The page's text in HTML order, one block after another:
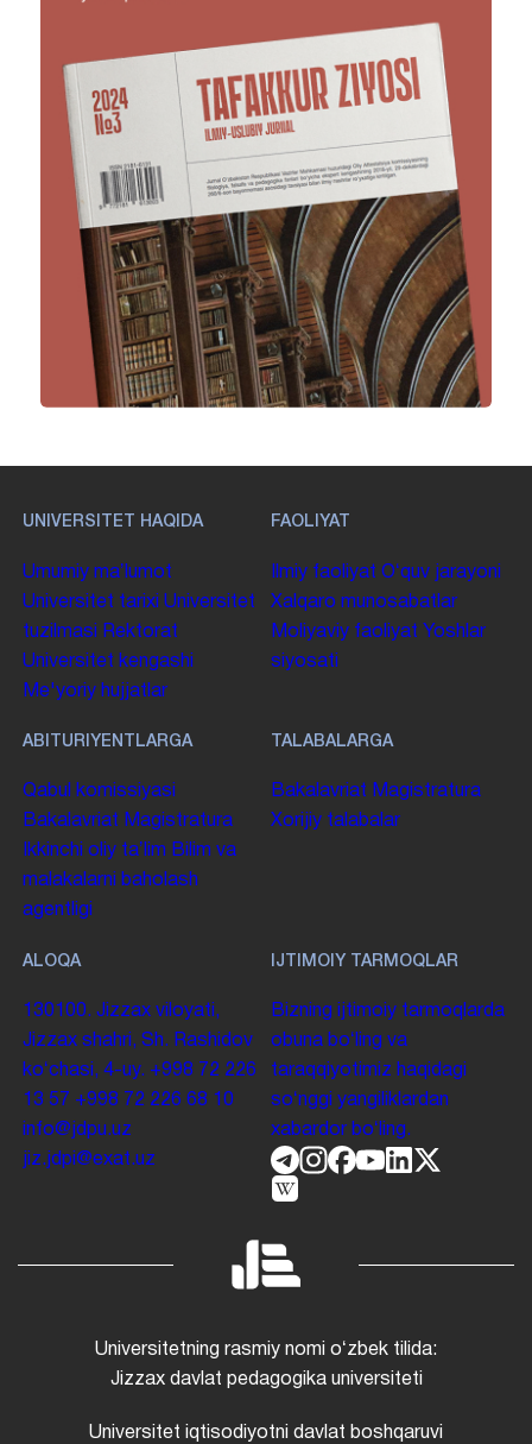
UNIVERSITET HAQIDA
Umumiy maʼlumot
Universitet tarixi Universitet
tuzilmasi Rektorat
Universitet kengashi
Me'yoriy hujjatlar
FAOLIYAT
Ilmiy faoliyat Oʻquv jarayoni
Xalqaro munosabatlar
Moliyaviy faoliyat Yoshlar
siyosati
ABITURIYENTLARGA
Qabul komissiyasi
Bakalavriat Magistratura
Ikkinchi oliy taʼlim Bilim va
malakalarni baholash
agentligi
TALABALARGA
Bakalavriat Magistratura
Xorijiy talabalar
ALOQA
130100. Jizzax viloyati,
Jizzax shahri, Sh. Rashidov
koʻchasi, 4-uy. +998 72 226
13 57 +998 72 226 68 10
info@jdpu.uz
jiz.jdpi@exat.uz
IJTIMOIY TARMOQLAR
Bizning ijtimoiy tarmoqlarda
obuna boʻling va
taraqqiyotimiz haqidagi
soʻnggi yangiliklardan
xabardor boʻling.
Universitetning rasmiy nomi oʻzbek tilida:
Jizzax davlat pedagogika universiteti
Universitet iqtisodiyotni davlat boshqaruvi